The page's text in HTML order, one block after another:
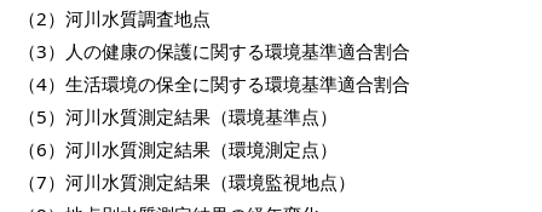
（2）河川水質調査地点
（3）人の健康の保護に関する環境基準適合割合
（4）生活環境の保全に関する環境基準適合割合
（5）河川水質測定結果（環境基準点）
（6）河川水質測定結果（環境測定点）
（7）河川水質測定結果（環境監視地点）